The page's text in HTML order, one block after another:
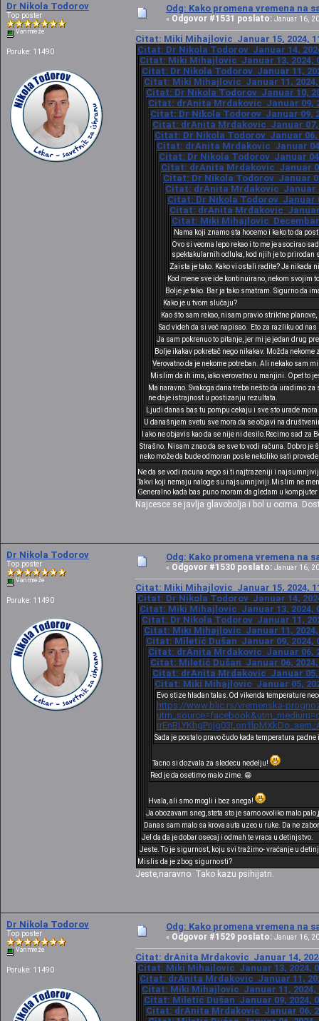
Dr Nikola Todorov
Top poster
Van mreže
Poruke: 11490
Odg: Kako promena vremena na
« Odgovor #1531 poslato: Januar 16,
Citat: Miki Mihajlovic Januar 15, 2024,
Citat: Dr Nikola Todorov Januar 14,
Citat: Miki Mihajlovic Januar 13, 2024,
Citat: Dr Nikola Todorov Januar 11,
Citat: Miki Mihajlovic Januar 11, 2024,
Citat: Dr Nikola Todorov Januar 10,
Citat: drAnita Mrdakovic Januar 09,
Citat: Dr Nikola Todorov Januar 09,
Citat: drAnita Mrdakovic Januar 07,
Citat: Dr Nikola Todorov Januar 06,
Citat: drAnita Mrdakovic Januar 04,
Citat: Dr Nikola Todorov Januar
Citat: drAnita Mrdakovic Januar
Citat: Dr Nikola Todorov Januar
Citat: drAnita Mrdakovic Januar
Citat: Dr Nikola Todorov Januar
Citat: drAnita Mrdakovic Januar
Citat: Miki Mihajlovic Decembar
Nama koji znamo sta hocemo i kako to da
Ovo si veoma lepo rekao i to me je asocirao
spektakularnih odluka, kod njih je to prirodan
Zaista je tako. Kako vi ostali radite? Ja
Kod mene sve ide kontinuirano, nekom svojim
Bolje je tako. Bar ja tako smatram. Sigurno da
Kako je u tvom slučaju?
Kao što sam rekao, nisam pravio striktne
Sad videh da si već napisao. Eto za razliku od
Ja sam pokrenuo to pitanje, jer mi je jedan drug
Bolje ikakav pokretač nego nikakav. Možda
Verovatno da je nekome potreban. Ali nekako sam
Mislim da ih ima, iako verovatno u manjini. Opet to
Ma naravno. Svakoga dana treba nešto da uradimo
ne daje istrajnost u postizanju rezultata.
Ljudi danas bas tu pompu cekaju i sve sto urade
U današnjem svetu sve mora da se objavi na
I ako ne objavis kao da se nije ni desilo.Recimo sad
Strašno. Nisam znao da se sve to vodi računa. Dobro
neko može da bude odmoran posle nekoliko sati
Ne da se vodi racuna nego si ti najtrazeniji i
Takvi koji nemaju naloge su najsumnjiviji.Mislim ne
Generalno kada bas puno moram da gledam u
Najcesce se javlja glavobolja i bol u ocima.
Dr Nikola Todorov
Top poster
Van mreže
Poruke: 11490
Odg: Kako promena vremena na
« Odgovor #1530 poslato: Januar 16,
Citat: Miki Mihajlovic Januar 15, 2024,
Citat: Dr Nikola Todorov Januar 14,
Citat: Miki Mihajlovic Januar 13, 2024,
Citat: Dr Nikola Todorov Januar 11,
Citat: Miki Mihajlovic Januar 11, 2024,
Citat: Miletić Dušan Januar 09, 2024,
Citat: drAnita Mrdakovic Januar 06,
Citat: Miletić Dušan Januar 06, 2024,
Citat: drAnita Mrdakovic Januar 05,
Citat: Miki Mihajlovic Januar 05,
Evo stize hladan talas.Od vikenda temperature
https://www.blic.rs/vremenska-
Sada je postalo pravo čudo kada temperatura
Tacno si dozvala za sledecu nedelju!
Red je da osetimo malo zime. 😁
Hvala, ali smo mogli i bez snega!
Ja obozavam sneg,steta sto je samo ovoliko malo
Danas sam malo sa krova auta uzeo u ruke. Da ne
Jel da da je dobar osecaj i odmah te vraca u detinjstvo.
Jeste. To je sigurnost, koju svi tražimo- vraćanje u
Mislis da je zbog sigurnosti?
Jeste,naravno. Tako kazu psihijatri.
Dr Nikola Todorov
Top poster
Van mreže
Poruke: 11490
Odg: Kako promena vremena na
« Odgovor #1529 poslato: Januar 16,
Citat: drAnita Mrdakovic Januar 14,
Citat: Miki Mihajlovic Januar 13, 2024,
Citat: drAnita Mrdakovic Januar 11,
Citat: Miki Mihajlovic Januar 11, 2024,
Citat: Miletić Dušan Januar 09, 2024,
Citat: drAnita Mrdakovic Januar 06,